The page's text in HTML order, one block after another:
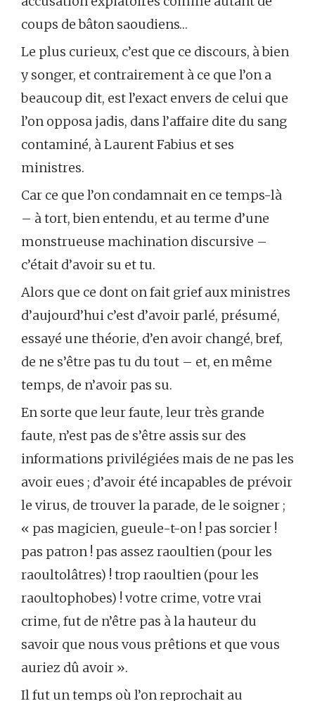
coups de bâton saoudiens…
Le plus curieux, c’est que ce discours, à bien
y songer, et contrairement à ce que l’on a
beaucoup dit, est l’exact envers de celui que
l’on opposa jadis, dans l’affaire dite du sang
contaminé, à Laurent Fabius et ses
ministres.
Car ce que l’on condamnait en ce temps-là
– à tort, bien entendu, et au terme d’une
monstrueuse machination discursive –
c’était d’avoir su et tu.
Alors que ce dont on fait grief aux ministres
d’aujourd’hui c’est d’avoir parlé, présumé,
essayé une théorie, d’en avoir changé, bref,
de ne s’être pas tu du tout – et, en même
temps, de n’avoir pas su.
En sorte que leur faute, leur très grande
faute, n’est pas de s’être assis sur des
informations privilégiées mais de ne pas les
avoir eues ; d’avoir été incapables de prévoir
le virus, de trouver la parade, de le soigner ;
« pas magicien, gueule-t-on ! pas sorcier !
pas patron ! pas assez raoultien (pour les
raoultolâtres) ! trop raoultien (pour les
raoultophobes) ! votre crime, votre vrai
crime, fut de n’être pas à la hauteur du
savoir que nous vous prêtions et que vous
auriez dû avoir ».
Il fut un temps où l’on reprochait au